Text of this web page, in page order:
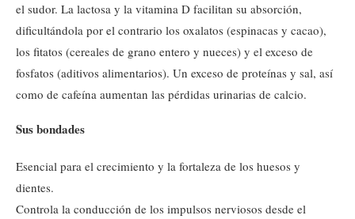
el sudor. La lactosa y la vitamina D facilitan su absorción,
dificultándola por el contrario los oxalatos (espinacas y cacao),
los fitatos (cereales de grano entero y nueces) y el exceso de
fosfatos (aditivos alimentarios). Un exceso de proteínas y sal, así
como de cafeína aumentan las pérdidas urinarias de calcio.
Sus bondades
Esencial para el crecimiento y la fortaleza de los huesos y
dientes.
Controla la conducción de los impulsos nerviosos desde el